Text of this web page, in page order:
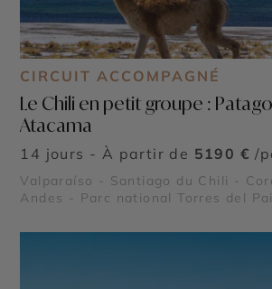
CIRCUIT ACCOMPAGNÉ
Le Chili en petit groupe :
Atacama
14 jours - À partir de 5190 € /
Valparaíso - Santiago du Chili -
Andes - Parc national Torres del